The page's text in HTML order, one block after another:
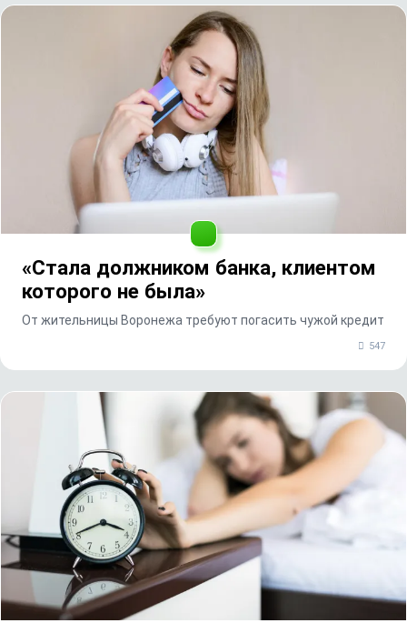
«Стала должником банка, клиентом
которого не была»
От жительницы Воронежа требуют погасить чужой кредит
547